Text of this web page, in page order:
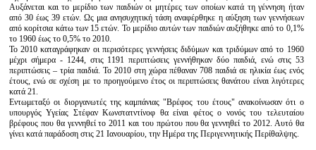
Αυξάνεται και το μερίδιο των παιδιών οι μητέρες των οποίων κατά τη γέννηση ήταν
από 30 έως 39 ετών. Ως μια ανησυχητική τάση αναφέρθηκε η αύξηση των γεννήσεων
από κορίτσια κάτω των 15 ετών. Το μερίδιο αυτών των παιδιών αυξήθηκε από το 0,1%
το 1960 έως το 0,5% το 2010.
Το 2010 καταγράφηκαν οι περισότερες γεννήσεις διδύμων και τριδύμων από το 1960
μέχρι σήμερα - 1244, στις 1191 περιπτώσεις γεννήθηκαν δύο παιδιά, ενώ στις 53
περιπτώσεις – τρία παιδιά. Το 2010 στη χώρα πέθαναν 708 παιδιά σε ηλικία έως ενός
έτους, ενώ σε σχέση με το προηγούμενο έτος οι περιπτώσεις θανάτου είναι λιγότερες
κατά 21.
Εντωμεταξύ οι διοργανωτές της καμπάνιας "Βρέφος του έτους" ανακοίνωσαν ότι ο
υπουργός Υγείας Στέφαν Κωνστατντίνοφ θα είναι φέτος ο νονός του τελευταίου
βρέφους που θα γεννηθεί το 2011 και του πρώτου που θα γεννηθεί το 2012. Αυτό θα
γίνει κατά παράδοση στις 21 Ιανουαρίου, την Ημέρα της Περιγεννητικής Περίθαλψης.